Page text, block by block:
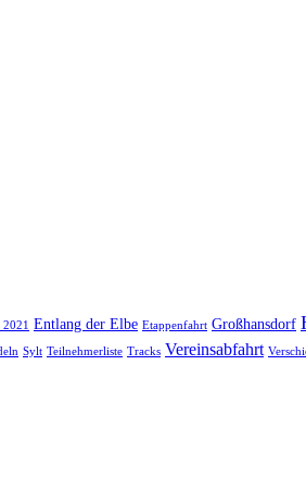
Entlang der Elbe Etappenfahrt Großhansdorf
Sylt Teilnehmerliste Tracks Vereinsabfahrt